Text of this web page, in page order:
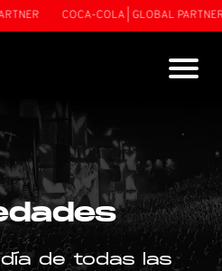
COCA-COLA | GLOBAL PARTNER
de todas las